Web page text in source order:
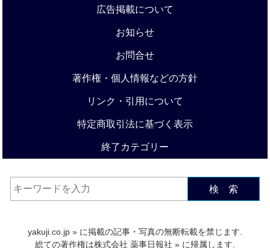
広告掲載について
お知らせ
お問合せ
著作権・個人情報などの方針
リンク・引用について
特定商取引法に基づく表示
終了カテゴリー
検 索
yakuji.co.jp » に掲載の記事・写真の無断転載を禁じます.
総ての著作権は株式会社 薬事日報社 » に帰属します.